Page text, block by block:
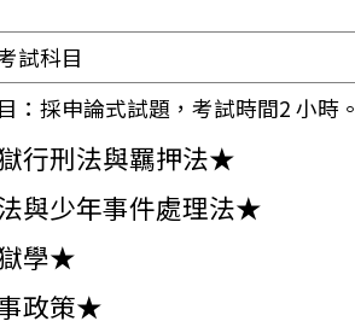
試科目
：採申論式試題，考試時間2 小時。
行刑法與羈押法★
與少年事件處理法★
學★
政策★